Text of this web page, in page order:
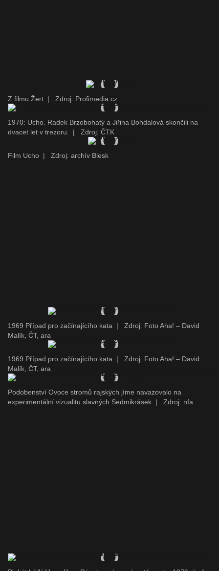
Z filmu Žert | Zdroj: Profimedia.cz
1970: Ucho. Radek Brzobohatý a Jiřina Bohdalová skončili na
dvacet let v trezoru.
| Zdroj: ČTK
Film Ucho | Zdroj: archív Blesk
1969 Případ pro začínajícího kata |
Zdroj: Foto Aha! – David
Malík, ČT, ara
1969 Případ pro začínajícího kata |
Zdroj: Foto Aha! – David
Malík, ČT, ara
Podobenství Ovoce stromů rajských jíme navazovalo na
experimentální vizualitu slavných Sedmikrásek | Zdroj: nfa